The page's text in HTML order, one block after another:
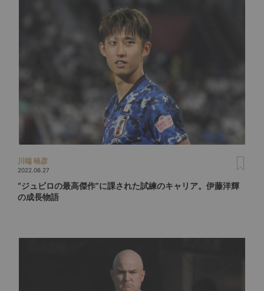
川端 暁彦
2022.06.27
“ジュビロの最高傑作”に課された試練のキャリア。伊藤洋輝
の成長物語